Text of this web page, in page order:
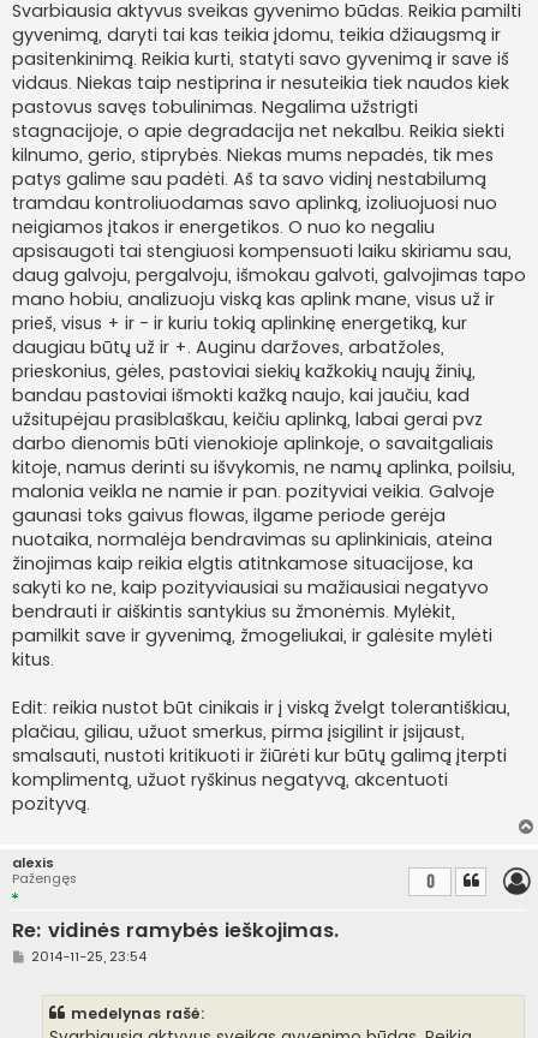
a
n
d
a
r
t
i
n
ė
Svarbiausia aktyvus sveikas gyvenimo būdas. Reikia pamilti
gyvenimą, daryti tai kas teikia įdomu, teikia džiaugsmą ir
pasitenkinimą. Reikia kurti, statyti savo gyvenimą ir save iš
vidaus. Niekas taip nestiprina ir nesuteikia tiek naudos kiek
pastovus savęs tobulinimas. Negalima užstrigti
stagnacijoje, o apie degradacija net nekalbu. Reikia siekti
kilnumo, gerio, stiprybės. Niekas mums nepadės, tik mes
patys galime sau padėti. Aš ta savo vidinį nestabilumą
tramdau kontroliuodamas savo aplinką, izoliuojuosi nuo
neigiamos įtakos ir energetikos. O nuo ko negaliu
apsisaugoti tai stengiuosi kompensuoti laiku skiriamu sau,
daug galvoju, pergalvoju, išmokau galvoti, galvojimas tapo
mano hobiu, analizuoju viską kas aplink mane, visus už ir
prieš, visus + ir - ir kuriu tokią aplinkinę energetiką, kur
daugiau būtų už ir +. Auginu daržoves, arbatžoles,
prieskonius, gėles, pastoviai siekių kažkokių naujų žinių,
bandau pastoviai išmokti kažką naujo, kai jaučiu, kad
užsitupėjau prasiblaškau, keičiu aplinką, labai gerai pvz
darbo dienomis būti vienokioje aplinkoje, o savaitgaliais
kitoje, namus derinti su išvykomis, ne namų aplinka, poilsiu,
malonia veikla ne namie ir pan. pozityviai veikia. Galvoje
gaunasi toks gaivus flowas, ilgame periode gerėja
nuotaika, normalėja bendravimas su aplinkiniais, ateina
žinojimas kaip reikia elgtis atitnkamose situacijose, ka
sakyti ko ne, kaip pozityviausiai su mažiausiai negatyvo
bendrauti ir aiškintis santykius su žmonėmis. Mylėkit,
pamilkit save ir gyvenimą, žmogeliukai, ir galėsite mylėti
kitus.
Edit: reikia nustot būt cinikais ir į viską žvelgt tolerantiškiau,
plačiau, giliau, užuot smerkus, pirma įsigilint ir įsijaust,
smalsauti, nustoti kritikuoti ir žiūrėti kur būtų galimą įterpti
komplimentą, užuot ryškinus negatyvą, akcentuoti
pozityvą.
alexis
Pažengęs
Re: vidinės ramybės ieškojimas.
0
S2014-11-25, 23:54
medelynas rašė: